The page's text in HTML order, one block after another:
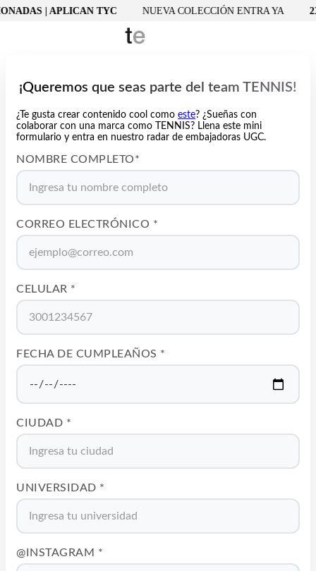
| APLICAN TYC NUEVA COLECCIÓN ENTRA YA
¡Queremos que seas parte del team TENNIS!
¿Te gusta crear contenido cool como este? ¿Sueñas con
colaborar con una marca como TENNIS? Llena este mini
formulario y entra en nuestro radar de embajadoras UGC.
NOMBRE COMPLETO*
CORREO ELECTRÓNICO *
CELULAR *
FECHA DE CUMPLEAÑOS *
CIUDAD *
UNIVERSIDAD *
@INSTAGRAM *